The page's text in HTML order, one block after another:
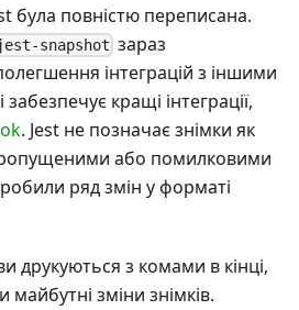
була повністю переписана.
snapshot зараз
інтеграцій з іншими
кращі інтеграції,
. Jest не позначає знімки як
або помилковими
ряд змін у форматі
друкуються з комами в кінці,
майбутні зміни знімків.